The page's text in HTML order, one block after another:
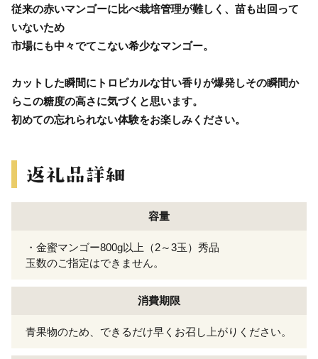
従来の赤いマンゴーに比べ栽培管理が難しく、苗も出回って
いないため
市場にも中々でてこない希少なマンゴー。
カットした瞬間にトロピカルな甘い香りが爆発しその瞬間か
らこの糖度の高さに気づくと思います。
初めての忘れられない体験をお楽しみください。
容量
・金蜜マンゴー800g以上（2～3玉）秀品
玉数のご指定はできません。
消費期限
青果物のため、できるだけ早くお召し上がりください。